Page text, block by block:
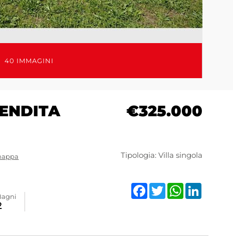
40 IMMAGINI
€325.000
Tipologia: Villa singola
Facebook
TwitterWhatsApp
LinkedIn